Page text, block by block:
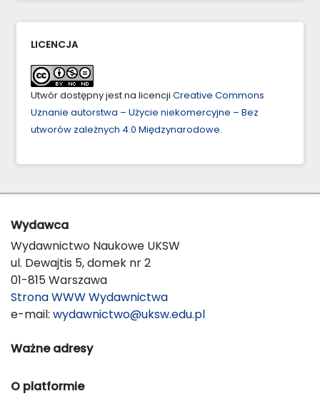
LICENCJA
Utwór dostępny jest na licencji Creative Commons
Uznanie autorstwa – Użycie niekomercyjne – Bez
utworów zależnych 4.0 Międzynarodowe.
Wydawca
Wydawnictwo Naukowe UKSW
ul. Dewajtis 5, domek nr 2
01-815 Warszawa
Strona WWW Wydawnictwa
e-mail: wydawnictwo@uksw.edu.pl
Ważne adresy
O platformie